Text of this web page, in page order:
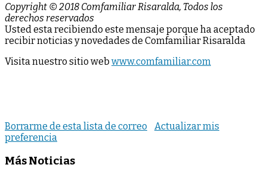
Copyright © 2018 Comfamiliar Risaralda, Todos los
derechos reservados
Usted esta recibiendo este mensaje porque ha aceptado
recibir noticias y novedades de Comfamiliar Risaralda
Visita nuestro sitio web www.comfamiliar.com
Borrarme de esta lista de correo
Actualizar mis
preferencia
Más Noticias